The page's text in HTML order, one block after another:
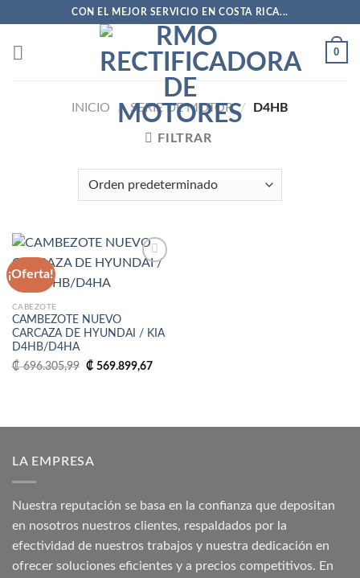
contenido
CON EL MEJOR SERVICIO EN COSTA RICA...
0
INICIO / SERIE DE MOTOR / D4HB
FILTRAR
¡Oferta!
de
CABEZOTE
CAMBEZOTE NUEVO
CARCAZA DE HYUNDAI / KIA
D4HB/D4HA
₡696.305,99 El
precio
₡ 569.899,67El
LA EMPRESA
Nuestra reputación se basa en la confianza que depositan
en nosotros nuestros clientes, respaldados por la
efectividad de nuestros trabajos y nuestra dedicación en
ofrecer soluciones eficientes y a precios competitivos. En